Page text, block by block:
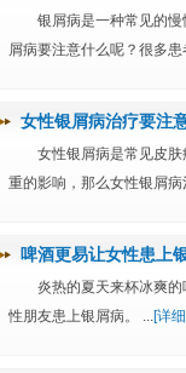
银屑病是一种常见的
屑病要注意什么呢？很多
女性银屑病治疗要注
女性银屑病是常见皮
重的影响，那么女性银屑
啤酒更易让女性患上
炎热的夏天来杯冰爽
性朋友患上银屑病。 ...[详